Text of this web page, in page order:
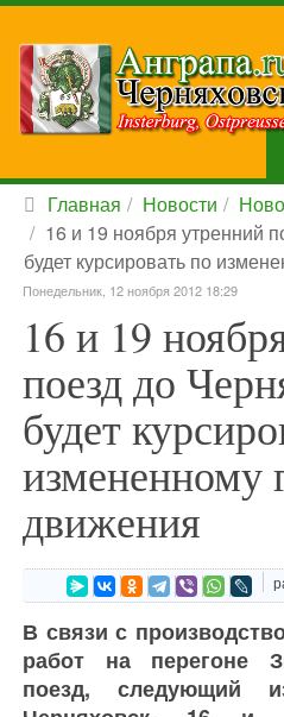
Главная Новости
16 и 19 ноября утренний
будет курсировать по
Понедельник, 12 ноября 2012 18:29
16 и 19
поезд до
будет
измененному
движения
В связи с
работ на перегоне
поезд, следующий